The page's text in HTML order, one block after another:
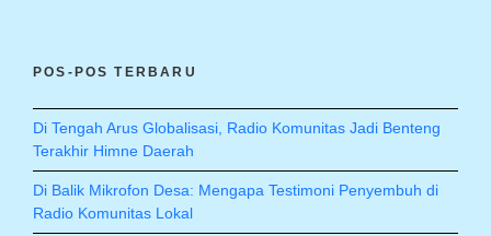
POS-POS TERBARU
Di Tengah Arus Globalisasi, Radio Komunitas Jadi Benteng
Terakhir Himne Daerah
Di Balik Mikrofon Desa: Mengapa Testimoni Penyembuh di
Radio Komunitas Lokal